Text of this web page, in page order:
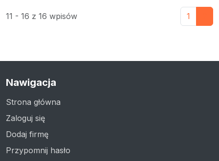
11 - 16 z 16 wpisów 1
Nawigacja
Strona główna
Zaloguj się
Dodaj firmę
Przypomnij hasło